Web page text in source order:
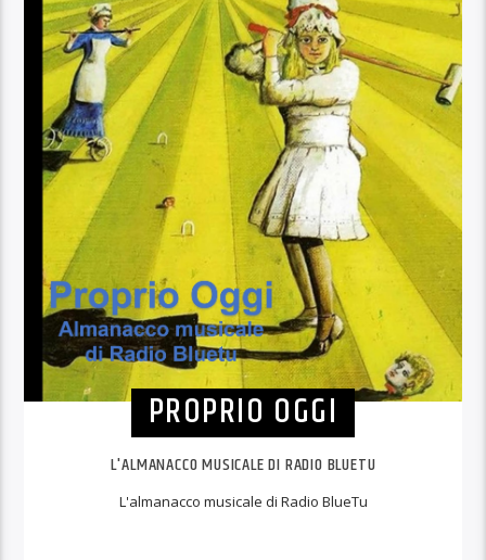
PROPRIO OGGI
L'ALMANACCO MUSICALE DI RADIO BLUETU
L'almanacco musicale di Radio BlueTu